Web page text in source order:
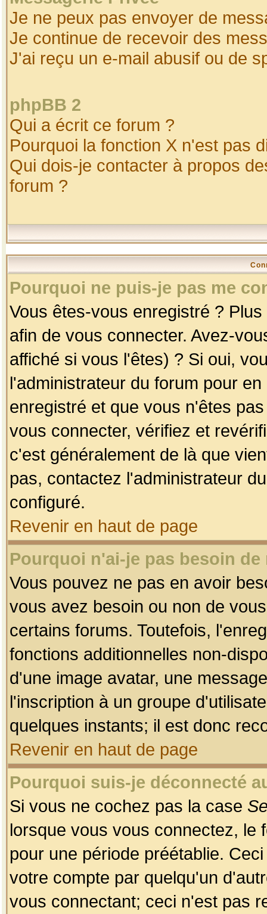
Je ne peux pas envoyer de
Je continue de recevoir des
J'ai reçu un e-mail abusif ou de
phpBB 2
Qui a écrit ce forum ?
Pourquoi la fonction X n'est pas
Qui dois-je contacter à propos
forum ?
Pourquoi ne puis-je pas me
Vous êtes-vous enregistré ?
afin de vous connecter. Avez-
affiché si vous l'êtes) ? Si oui,
l'administrateur du forum pour
enregistré et que vous n'êtes
vous connecter, vérifiez et
c'est généralement de là que
pas, contactez l'administrateur
configuré.
Revenir en haut de page
Pourquoi n'ai-je pas besoin
Vous pouvez ne pas en avoir
vous avez besoin ou non de
certains forums. Toutefois,
fonctions additionnelles non-
d'une image avatar, une
l'inscription à un groupe
quelques instants; il est donc
Revenir en haut de page
Pourquoi suis-je déconnecté
Si vous ne cochez pas la case
lorsque vous vous connectez, le
pour une période préétablie.
votre compte par quelqu'un
vous connectant; ceci n'est pas